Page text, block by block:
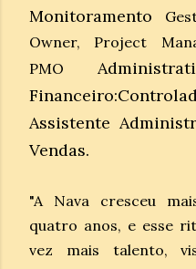
Monitoramento
Owner, Project
PMO
Assistente
Vendas.
"A Nava cresceu
quatro anos, e esse
vez mais talento,